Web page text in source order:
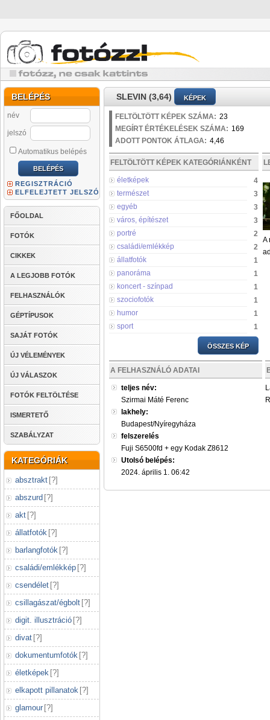
BELÉPÉS
név
jelszó
Automatikus belépés
REGISZTRÁCIÓ
ELFELEJTETT JELSZÓ
FŐOLDAL
FOTÓK
CIKKEK
A LEGJOBB FOTÓK
FELHASZNÁLÓK
GÉPTÍPUSOK
SAJÁT FOTÓK
ÚJ VÉLEMÉNYEK
ÚJ VÁLASZOK
FOTÓK FELTÖLTÉSE
ISMERTETŐ
SZABÁLYZAT
KATEGÓRIÁK
absztrakt [?]
abszurd [?]
akt [?]
állatfotók [?]
barlangfotók [?]
családi/emlékkép [?]
csendélet [?]
csillagászat/égbolt [?]
digit. illusztráció [?]
divat [?]
dokumentumfotók [?]
életképek [?]
elkapott pillanatok [?]
glamour [?]
SLEVIN (3,64) KÉPEK
FELTÖLTÖTT KÉPEK SZÁMA: 23
MEGÍRT ÉRTÉKELÉSEK SZÁMA: 169
ADOTT PONTOK ÁTLAGA: 4,46
FELTÖLTÖTT KÉPEK KATEGÓRIÁNKÉNT
életképek
4
természet
3
egyéb
3
város, építészet
3
portré
2
családi/emlékkép
2
állatfotók
1
panoráma
1
koncert - színpad
1
szociofotók
1
humor
1
sport
1
ÖSSZES KÉP
A
A FELHASZNÁLÓ ADATAI
teljes név:
Szirmai Máté Ferenc
lakhely:
Budapest/Nyíregyháza
felszerelés
Fuji S6500fd + egy Kodak Z8612
Utolsó belépés:
2024. április 1. 06:42